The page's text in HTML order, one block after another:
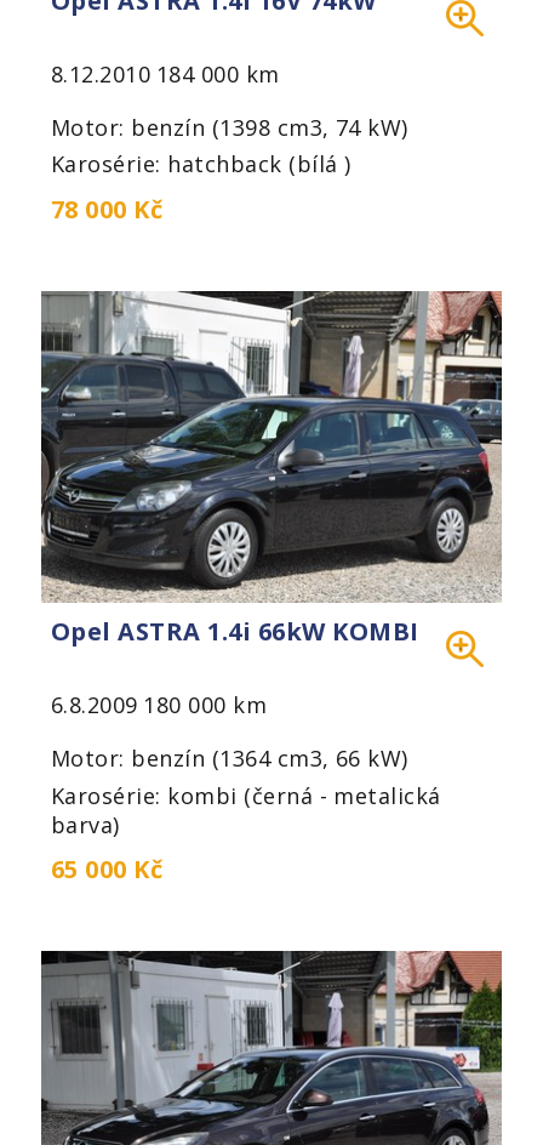
8.12.2010 184 000 km
Motor: benzín (1398 cm3, 74 kW)
Karosérie: hatchback (bílá )
78 000 Kč
Opel ASTRA 1.4i 66kW KOMBI
6.8.2009 180 000 km
Motor: benzín (1364 cm3, 66 kW)
Karosérie: kombi (černá - metalická
barva)
65 000 Kč